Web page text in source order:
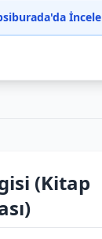
İncele
(Kitap